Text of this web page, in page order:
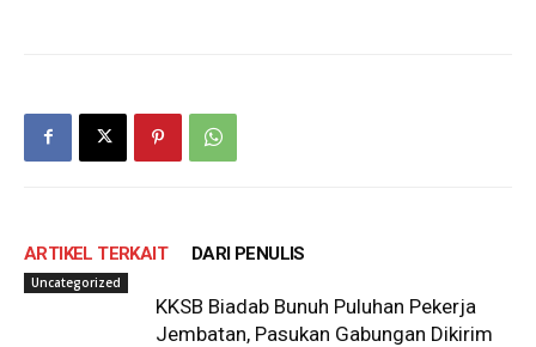
ARTIKEL TERKAIT DARI PENULIS
Uncategorized
KKSB Biadab Bunuh Puluhan Pekerja
Jembatan, Pasukan Gabungan Dikirim